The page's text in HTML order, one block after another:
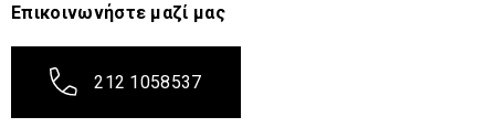
Επικοινωνήστε μαζί μας
212 1058537